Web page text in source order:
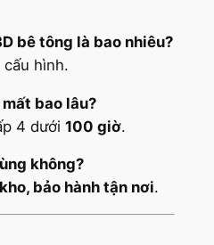
bê tông là bao nhiêu?
hình.
bao lâu?
4 dưới 100 giờ.
không?
bảo hành tận nơi.